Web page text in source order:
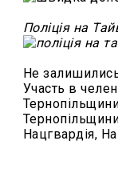
Поліція на
Не
Участь в
Нацгвардія,